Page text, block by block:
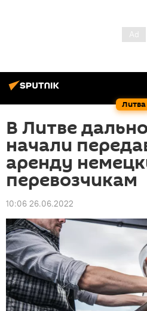
Литва
В Литве
начали
аренду
перевозчикам
10:06 26.06.2022